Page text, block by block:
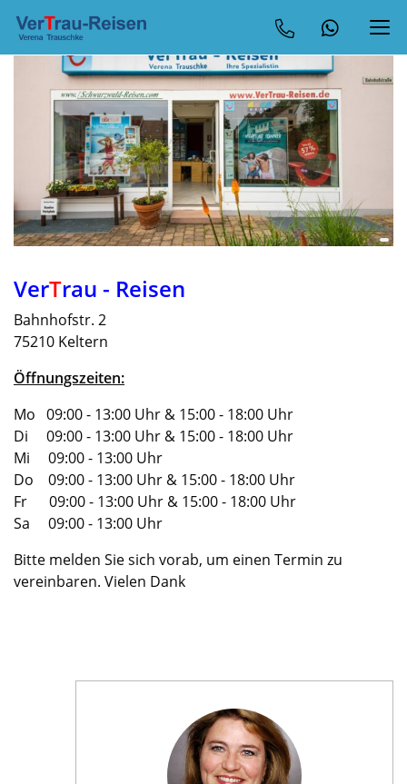
VerTrau - Reisen
Bahnhofstr. 2
75210 Keltern
Öffnungszeiten:
Mo 09:00 - 13:00 Uhr & 15:00 - 18:00 Uhr
Di 09:00 - 13:00 Uhr & 15:00 - 18:00 Uhr
Mi 09:00 - 13:00 Uhr
Do 09:00 - 13:00 Uhr & 15:00 - 18:00 Uhr
Fr 09:00 - 13:00 Uhr & 15:00 - 18:00 Uhr
Sa 09:00 - 13:00 Uhr
Bitte melden Sie sich vorab, um einen Termin zu
vereinbaren. Vielen Dank